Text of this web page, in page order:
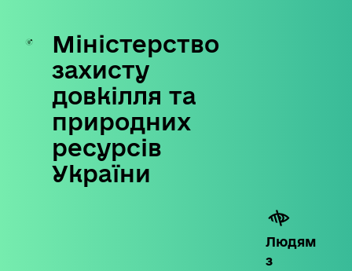
Skip
content
Міністерство
захисту
довкілля та
природних
ресурсів
України
Людям
з